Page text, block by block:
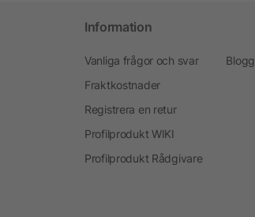
Information
Vanliga frågor och svar
Fraktkostnader
Registrera en retur
Profilprodukt WIKI
Profilprodukt Rådgivare
Blogg